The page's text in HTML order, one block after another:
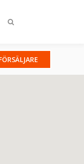
Ändra